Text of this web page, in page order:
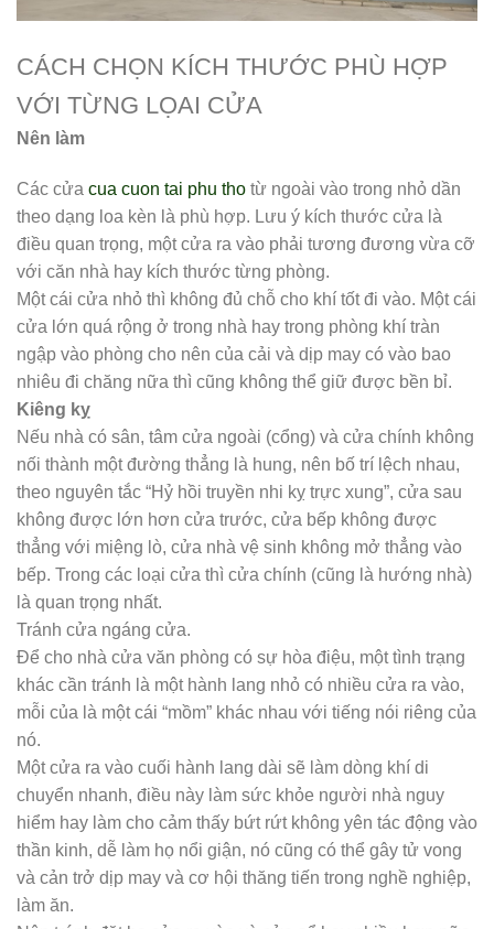
CÁCH CHỌN KÍCH THƯỚC PHÙ HỢP
VỚI TỪNG LỌAI CỬA
Nên làm
Các cửa cua cuon tai phu tho từ ngoài vào trong nhỏ dần
theo dạng loa kèn là phù hợp. Lưu ý kích thước cửa là
điều quan trọng, một cửa ra vào phải tương đương vừa cỡ
với căn nhà hay kích thước từng phòng.
Một cái cửa nhỏ thì không đủ chỗ cho khí tốt đi vào. Một cái
cửa lớn quá rộng ở trong nhà hay trong phòng khí tràn
ngập vào phòng cho nên của cải và dịp may có vào bao
nhiêu đi chăng nữa thì cũng không thể giữ được bền bỉ.
Kiêng kỵ
Nếu nhà có sân, tâm cửa ngoài (cổng) và cửa chính không
nối thành một đường thẳng là hung, nên bố trí lệch nhau,
theo nguyên tắc “Hỷ hồi truyền nhi kỵ trực xung”, cửa sau
không được lớn hơn cửa trước, cửa bếp không được
thẳng với miệng lò, cửa nhà vệ sinh không mở thẳng vào
bếp. Trong các loại cửa thì cửa chính (cũng là hướng nhà)
là quan trọng nhất.
Tránh cửa ngáng cửa.
Để cho nhà cửa văn phòng có sự hòa điệu, một tình trạng
khác cần tránh là một hành lang nhỏ có nhiều cửa ra vào,
mỗi của là một cái “mồm” khác nhau với tiếng nói riêng của
nó.
Một cửa ra vào cuối hành lang dài sẽ làm dòng khí di
chuyển nhanh, điều này làm sức khỏe người nhà nguy
hiểm hay làm cho cảm thấy bứt rứt không yên tác động vào
thần kinh, dễ làm họ nổi giận, nó cũng có thể gây tử vong
và cản trở dịp may và cơ hội thăng tiến trong nghề nghiệp,
làm ăn.